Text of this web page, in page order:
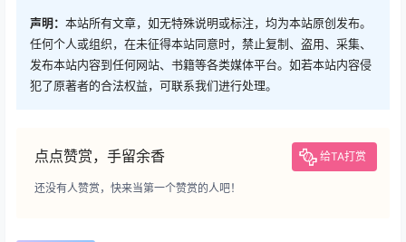
声明： 本站所有文章，如无特殊说明或标注，均为本站原创发布。
任何个人或组织，在未征得本站同意时，禁止复制、盗用、采集、
发布本站内容到任何网站、书籍等各类媒体平台。如若本站内容侵
犯了原著者的合法权益，可联系我们进行处理。
点点赞赏，手留余香 给TA打赏
还没有人赞赏，快来当第一个赞赏的人吧！